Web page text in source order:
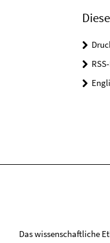
Das wissenschaftliche